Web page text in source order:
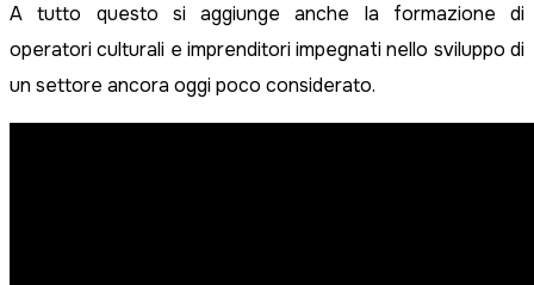
A tutto questo si aggiunge anche la formazione di
operatori culturali e imprenditori impegnati nello sviluppo di
un settore ancora oggi poco considerato.